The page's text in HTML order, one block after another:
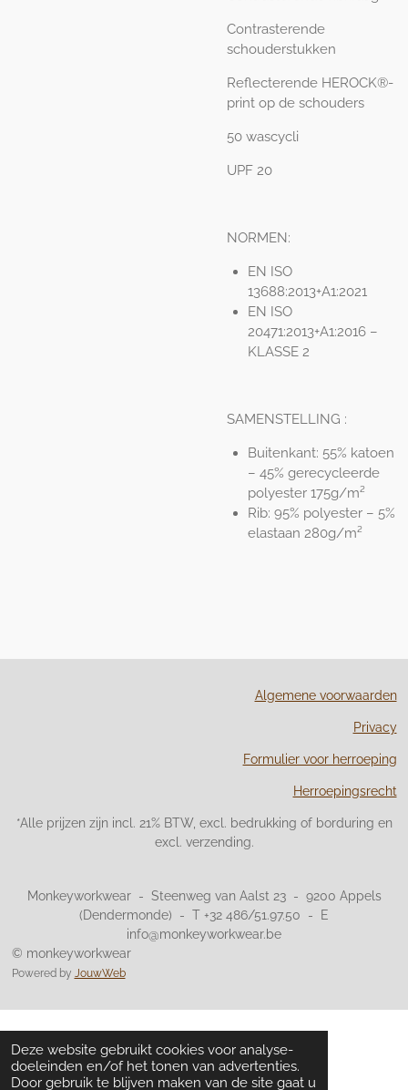
Deze website gebruikt cookies voor analyse-
doeleinden en/of het tonen van advertenties.
Door gebruik te blijven maken van de site gaat u
Contrasterende
schouderstukken
Reflecterende HEROCK®-
print op de schouders
50 wascycli
UPF 20
NORMEN:
EN ISO
13688:2013+A1:2021
EN ISO
20471:2013+A1:2016 –
KLASSE 2
SAMENSTELLING :
Buitenkant: 55% katoen
– 45% gerecycleerde
polyester 175g/m²
Rib: 95% polyester – 5%
elastaan 280g/m²
Algemene voorwaarden
Privacy
Formulier voor herroeping
Herroepingsrecht
*Alle prijzen zijn incl. 21% BTW, excl. bedrukking of borduring en
excl. verzending.
Monkeyworkwear - Steenweg van Aalst 23 - 9200 Appels
(Dendermonde) - T +32 486/51.97.50 - E
info@monkeyworkwear.be
© monkeyworkwear
Powered by JouwWeb